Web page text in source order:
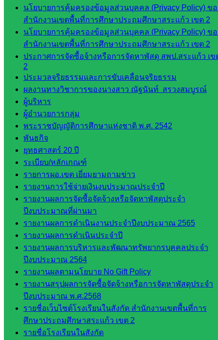
นโยบายการคุ้มครองข้อมูลส่วนบุคคล (Privacy Policy) ข
สำนักงานเขตพื้นที่การศึกษาประถมศึกษาสระแก้ว เขต 2
นโยบายการคุ้มครองข้อมูลส่วนบุคคล (Privacy Policy) ข
สำนักงานเขตพื้นที่การศึกษาประถมศึกษาสระแก้ว เขต 2
ประกาศการจัดซื้อจ้างหรือการจัดหาพัสดุ สพป.สระแก้ว เข
2
ประมวลจริยธรรมและการขับเคลื่อนจริยธรรม
ผลงานทางวิชาการของนางสาว ณัฐนันท์ สรวงสมบูรณ์
ผู้บริหาร
ผู้อำนวยการกลุ่ม
พระราชบัญญัติการศึกษาแห่งชาติ พ.ศ. 2542
พันธกิจ
ยุทธศาสตร์ 20 ปี
ระเบียบ/หลักเกณฑ์
รายการผอ.เขต เยี่ยมยามถามข่าว
รายงานการใช้จ่ายเงินงบประมาณประจำปี
รายงานผลการจัดซื้อจัดจ้างหรือจัดหาพัสดุประจำ
ปีงบประมาณที่ผ่านมา
รายงานผลการดำเนินงานประจำปีงบประมาณ 2565
รายงานผลการดำเนินประจำปี
รายงานผลการบริหารและพัฒนาทรัพยากรบุคคลประจำ
ปีงบประมาณ 2564
รายงานผลตามนโยบาย No Gift Policy
รายงานสรุปผลการจัดซื้อจัดจ้างหรือการจัดหาพัสดุประจำ
ปีงบประมาณ พ.ศ.2568
รายชื่อเว็บไซต์โรงเรียนในสังกัด สำนักงานเขตพื้นที่การ
ศึกษาประถมศึกษาสระแก้ว เขต 2
รายชื่อโรงเรียนในสังกัด
เว็บไซต์
หลักสูตร
ต้าน
ทุจริต
ห้อง
นิเทศ
ศน.นิพนธ์
พรมพิไล
ห้อง
นิเทศ
ศน.ชยา
ธิศ/
ศน.อัญชลี
ห้อง
นิเทศ
ดร.สราว
ดี เพ็งศรี
โคตร
เว็บไซต์
คณะ
กรรมการ
ก.ต.ป.น.
เว็บไซต์
อ.ค.ก.ศ.เขต
พื้นที่การ
ศึกษา